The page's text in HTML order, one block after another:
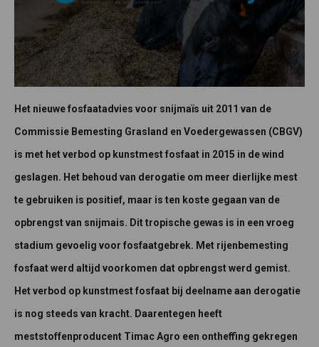
Het nieuwe fosfaatadvies voor snijmaïs uit 2011 van de
Commissie Bemesting Grasland en Voedergewassen (CBGV)
is met het verbod op kunstmest fosfaat in 2015 in de wind
geslagen. Het behoud van derogatie om meer dierlijke mest
te gebruiken is positief, maar is ten koste gegaan van de
opbrengst van snijmais. Dit tropische gewas is in een vroeg
stadium gevoelig voor fosfaatgebrek. Met rijenbemesting
fosfaat werd altijd voorkomen dat opbrengst werd gemist.
Het verbod op kunstmest fosfaat bij deelname aan derogatie
is nog steeds van kracht. Daarentegen heeft
meststoffenproducent Timac Agro een ontheffing gekregen